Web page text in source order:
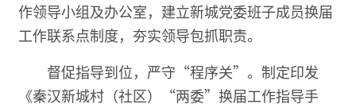
作领导小组及办公室，建立新城党委班子成员换届
工作联系点制度，夯实领导包抓职责。
督促指导到位，严守“程序关”。制定印发
《秦汉新城村（社区）“两委”换届工作指导手